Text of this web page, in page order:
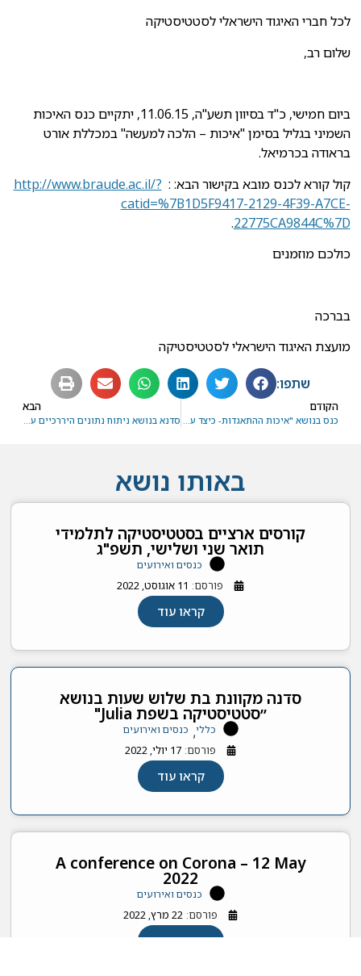
לכל חברי האיגוד הישראלי לסטטיסטיקה
שלום רב,
ביום חמישי, כ"ד בסיוון תשע"ה, 11.06.15, יתקיים כנס האיכות
השמיני בגליל בסימן "איכות – הלכה למעשה" במכללת אורט
בראודה בכרמיאל.
קול קורא לכנס מובא בקישור הבא: : http://www.braude.ac.il/?
catid=%7B1D5F9417-2129-4F39-A7CE-
22775CA9844C%7D
.
כולכם מוזמנים
בברכה
מועצת האיגוד הישראלי לסטטיסטיקה
שתפו:
הקודם
כנס בנושא "איכות ההתאגדות- כיצד עובדים מתאגדים, וארגונים משפרים ביצועים"
הבא
סדנא בנושא ניתוח נתונים היררכיים על ידי פרופ' דוד צוקר
באותו נושא
קורסים ארציים בסטטיסטיקה לתלמידי
תואר שני ושלישי, תשפ"ג
כנסים ואירועים
פורסם: 11 אוגוסט, 2022
קראו עוד
סדנה מקוונת בת שלוש שעות בנושא
״סטטיסטיקה בשפת Julia"
כללי, כנסים ואירועים
פורסם: 17 יולי, 2022
קראו עוד
A conference on Corona – 12 May
2022
כנסים ואירועים
פורסם: 22 מרץ, 2022
קראו עוד